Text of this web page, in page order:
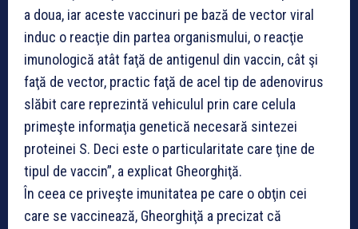
a doua, iar aceste vaccinuri pe bază de vector viral
induc o reacţie din partea organismului, o reacţie
imunologică atât faţă de antigenul din vaccin, cât şi
faţă de vector, practic faţă de acel tip de adenovirus
slăbit care reprezintă vehiculul prin care celula
primeşte informaţia genetică necesară sintezei
proteinei S. Deci este o particularitate care ţine de
tipul de vaccin”, a explicat Gheorghiţă.
În ceea ce priveşte imunitatea pe care o obţin cei
care se vaccinează, Gheorghiţă a precizat că